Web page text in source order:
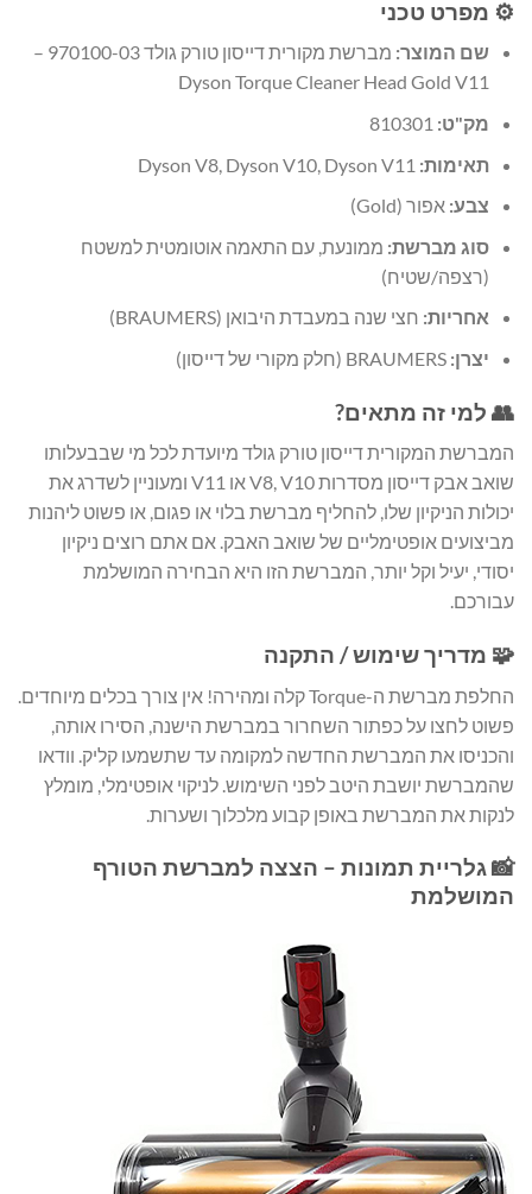
⚙️ מפרט טכני
שם המוצר:
מברשת מקורית דייסון טורק גולד 970100-03 –
Dyson Torque Cleaner Head Gold V11
מק"ט:
תאימות:
צבע: אפור (Gold)
סוג מברשת: ממונעת, עם התאמה אוטומטית למשטח
(רצפה/שטיח)
אחריות: חצי שנה במעבדת היבואן (BRAUMERS)
יצרן:
👥 למי זה מתאים?
המברשת המקורית דייסון טורק גולד מיועדת לכל מי שבבעלותו
שואב אבק דייסון מסדרות V8, V10 או V11 ומעוניין לשדרג את
יכולות הניקיון שלו, להחליף מברשת בלוי או פגום, או פשוט ליהנות
מביצועים אופטימליים של שואב האבק. אם אתם רוצים ניקיון
יסודי, יעיל וקל יותר, המברשת הזו היא הבחירה המושלמת
עבורכם.
🧩 מדריך שימוש / התקנה
החלפת מברשת ה-Torque קלה ומהירה! אין צורך בכלים מיוחדים.
פשוט לחצו על כפתור השחרור במברשת הישנה, הסירו אותה,
והכניסו את המברשת החדשה למקומה עד שתשמעו קליק. וודאו
שהמברשת יושבת היטב לפני השימוש. לניקוי אופטימלי, מומלץ
לנקות את המברשת באופן קבוע מלכלוך ושערות.
📸 גלריית תמונות – הצצה למברשת הטורף
המושלמת